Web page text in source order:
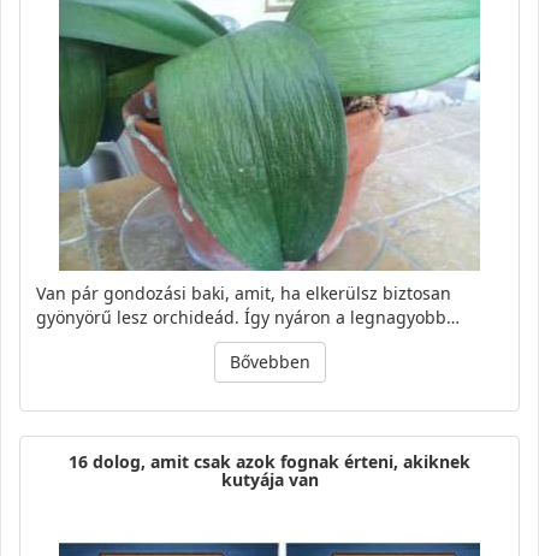
Van pár gondozási baki, amit, ha elkerülsz biztosan
gyönyörű lesz orchideád. Így nyáron a legnagyobb…
Bővebben
16 dolog, amit csak azok fognak érteni, akiknek
kutyája van